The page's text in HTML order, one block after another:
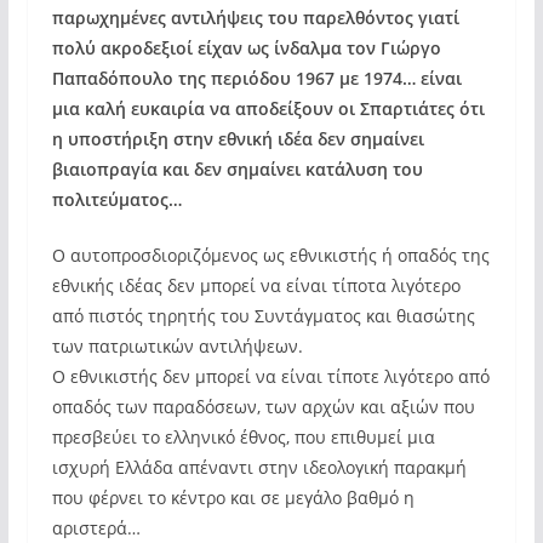
παρωχημένες αντιλήψεις του παρελθόντος γιατί
πολύ ακροδεξιοί είχαν ως ίνδαλμα τον Γιώργο
Παπαδόπουλο της περιόδου 1967 με 1974… είναι
μια καλή ευκαιρία να αποδείξουν οι Σπαρτιάτες ότι
η υποστήριξη στην εθνική ιδέα δεν σημαίνει
βιαιοπραγία και δεν σημαίνει κατάλυση του
πολιτεύματος…
Ο αυτοπροσδιοριζόμενος ως εθνικιστής ή οπαδός της
εθνικής ιδέας δεν μπορεί να είναι τίποτα λιγότερο
από πιστός τηρητής του Συντάγματος και θιασώτης
των πατριωτικών αντιλήψεων.
Ο εθνικιστής δεν μπορεί να είναι τίποτε λιγότερο από
οπαδός των παραδόσεων, των αρχών και αξιών που
πρεσβεύει το ελληνικό έθνος, που επιθυμεί μια
ισχυρή Ελλάδα απέναντι στην ιδεολογική παρακμή
που φέρνει το κέντρο και σε μεγάλο βαθμό η
αριστερά…